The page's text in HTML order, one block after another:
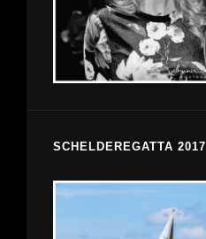
SCHELDEREGATTA 2017